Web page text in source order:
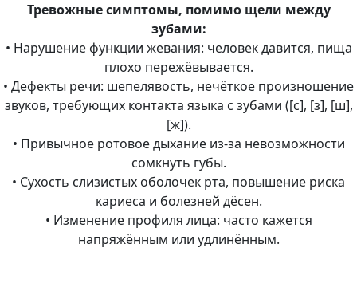
Тревожные симптомы, помимо щели между
зубами:
• Нарушение функции жевания: человек давится, пища
плохо пережёвывается.
• Дефекты речи: шепелявость, нечёткое произношение
звуков, требующих контакта языка с зубами ([с], [з], [ш],
[ж]).
• Привычное ротовое дыхание из-за невозможности
сомкнуть губы.
• Сухость слизистых оболочек рта, повышение риска
кариеса и болезней дёсен.
• Изменение профиля лица: часто кажется
напряжённым или удлинённым.